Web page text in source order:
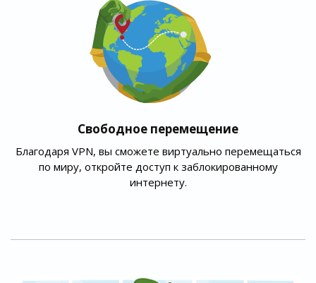
Свободное перемещение
Благодаря VPN, вы сможете виртуально перемещаться
по миру, откройте доступ к заблокированному
интернету.